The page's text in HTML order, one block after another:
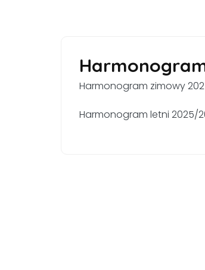
Harmonogram zimowy
Harmonogram letni 2025/